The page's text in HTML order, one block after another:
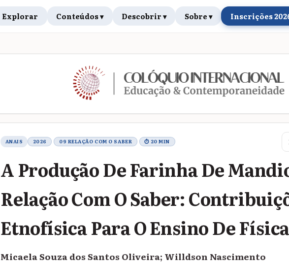
Explorar Conteúdos ▾ Descobrir ▾ Sobre ▾ Inscrições
ANAIS 2026 09 RELAÇÃO COM O SABER ⏱ 20 MIN
A Produção De Farinha De
Relação Com O Saber:
Etnofísica Para O Ensino De Física
Micaela Souza dos Santos Oliveira; Willdson Nascimento